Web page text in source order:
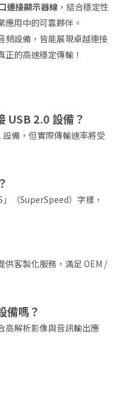
連接顯示器線 ，結合穩定性
用中的可靠夥伴。
頻設備，皆能展現卓越連接
的高速穩定傳輸！
USB 2.0 設備？
設備，但實際傳輸速率將受
（SuperSpeed）字樣，
供客製化服務，滿足 OEM /
備嗎？
高解析影像與音訊輸出應